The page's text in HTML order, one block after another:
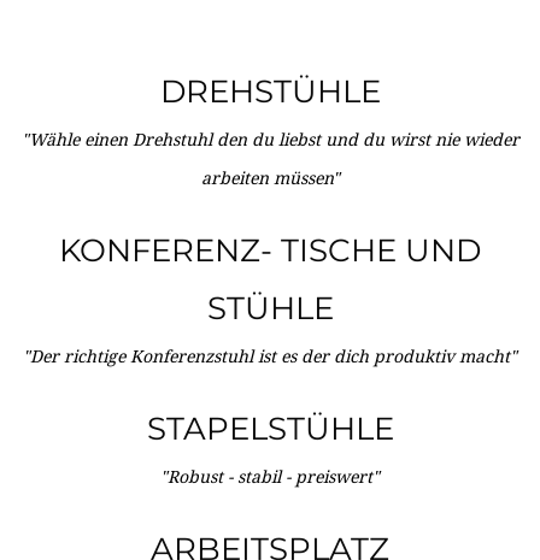
DREHSTÜHLE
"Wähle einen Drehstuhl den du liebst und du wirst nie wieder
arbeiten müssen"
KONFERENZ- TISCHE UND
STÜHLE
"Der richtige Konferenzstuhl ist es der dich produktiv macht"
STAPELSTÜHLE
"Robust - stabil - preiswert"
ARBEITSPLATZ